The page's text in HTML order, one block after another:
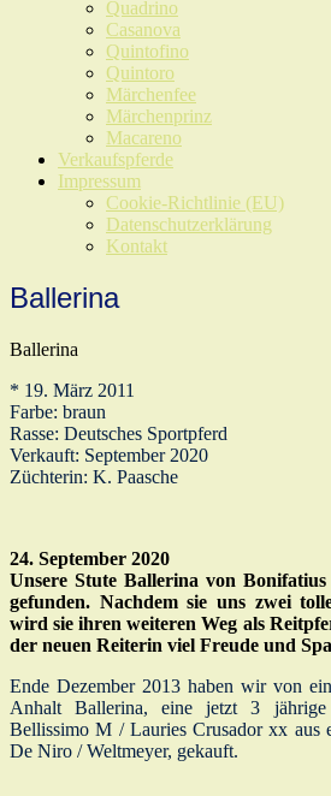
Quadrino
Casanova
Quintofino
Quintoro
Märchenfee
Märchenprinz
Macareno
Verkaufspferde
Impressum
Cookie-Richtlinie (EU)
Datenschutzerklärung
Kontakt
Ballerina
Ballerina
* 19. März 2011
Farbe: braun
Rasse: Deutsches Sportpferd
Verkauft: September 2020
Züchterin: K. Paasche
24. September 2020
Unsere Stute Ballerina von
gefunden. Nachdem sie uns zwei
wird sie ihren weiteren Weg als
der neuen Reiterin viel Freude und
Ende Dezember 2013 haben wir von
Anhalt Ballerina, eine jetzt 3
Bellissimo M / Lauries Crusador xx aus
De Niro / Weltmeyer, gekauft.